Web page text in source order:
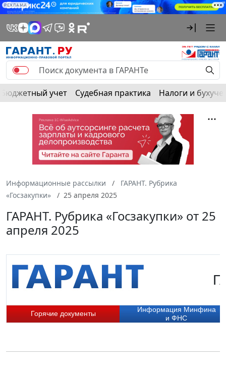
РЕКЛАМА
Бюджетный учет Судебная практика Налоги и
Информационные рассылки
ГАРАНТ. Рубрика
«Госзакупки»
25 апреля 2025
ГАРАНТ. Рубрика «Госзакупки» от 25
апреля 2025
Горячие документы
Информация Минфина
и ФНС